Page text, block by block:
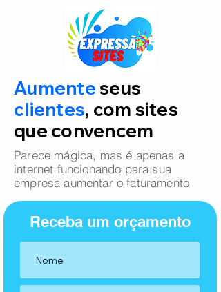
Aumenteseus
clientes, com sites
que convencem
Parece mágica, mas é apenas a
internet funcionando para sua
empresa aumentar o faturamento
Receba um orçamento